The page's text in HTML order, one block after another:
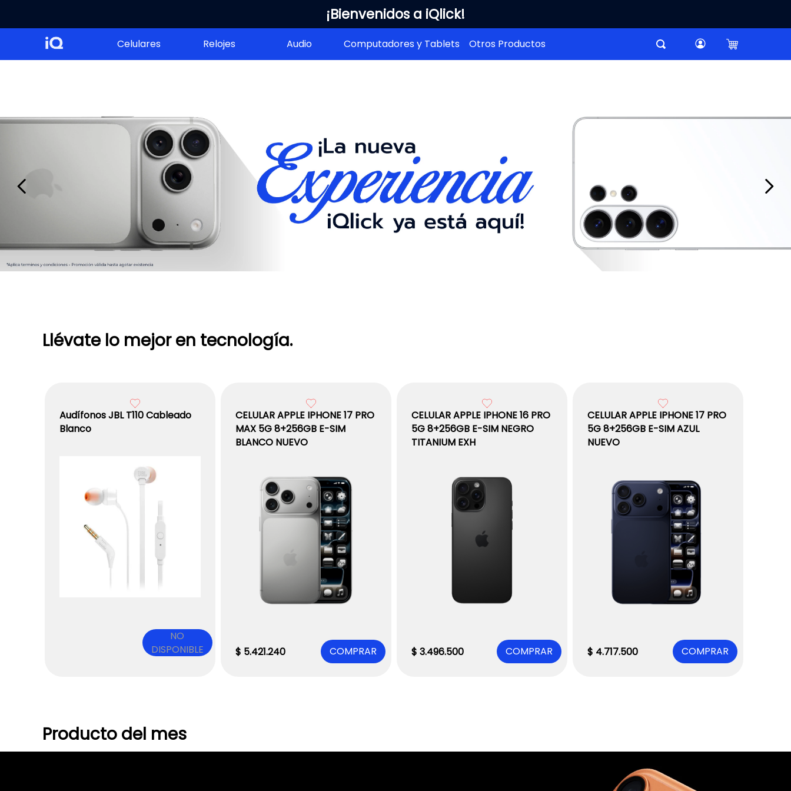
¡Bienvenidos a iQlick!
Celulares Relojes Audio Computadores y Tablets Otros Productos
Llévate lo mejor en tecnología.
Audífonos JBL T110 Cableado
Blanco
NO
DISPONIBLE
CELULAR APPLE IPHONE 17 PRO
MAX 5G 8+256GB E-SIM
BLANCO NUEVO
$ 5.421.240 COMPRAR
CELULAR APPLE IPHONE 16 PRO
5G 8+256GB E-SIM NEGRO
TITANIUM EXH
$ 3.496.500 COMPRAR
CELULAR APPLE IPHONE 17 PRO
5G 8+256GB E-SIM AZUL
NUEVO
$ 4.717.500 COMPRAR
Producto del mes